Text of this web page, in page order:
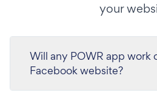
your
Will any POWR app work
Facebook website?